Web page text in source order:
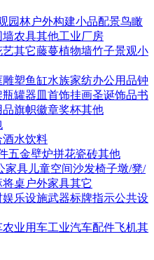
园林户外构建小品配景鸟瞰
墙农具其他工业厂房
艺其它藤蔓植物墙竹子景观小
雕塑鱼缸水族家纺办公用品钟
瓶罐器皿 首饰挂画圣诞饰品书
品旗帜徽章奖杯其他
酒水饮料
五金壁炉拼花瓷砖其他
家具 儿童空间沙发椅子墩/凳/
将桌 户外家具其它
娱乐设施武器标牌指示公共设
农业用车工业汽车配件飞机其